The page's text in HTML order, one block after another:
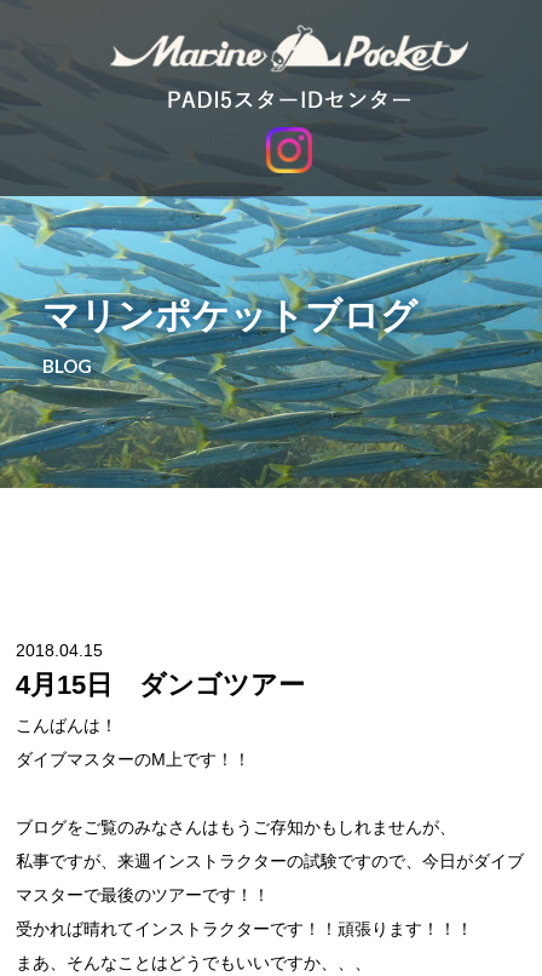
マリンポケットブログ
BLOG
2018.04.15
4月15日 ダンゴツアー
こんばんは！
ダイブマスターのM上です！！
ブログをご覧のみなさんはもうご存知かもしれませんが、
私事ですが、来週インストラクターの試験ですので、今日がダイブ
マスターで最後のツアーです！！
受かれば晴れてインストラクターです！！頑張ります！！！
まあ、そんなことはどうでもいいですか、、、